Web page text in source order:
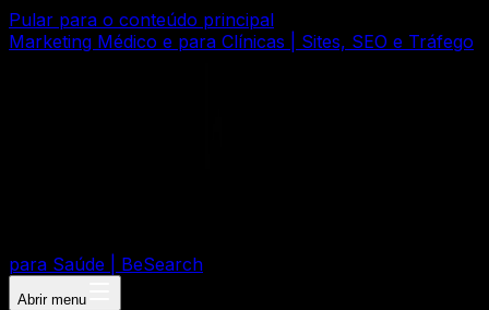
Pular para o conteúdo principal
Marketing Médico e para Clínicas | Sites, SEO e Tráfego
para Saúde | BeSearch
Abrir menu